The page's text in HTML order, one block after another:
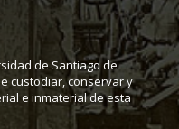
de Santiago de
custodiar, conservar y
e inmaterial de esta